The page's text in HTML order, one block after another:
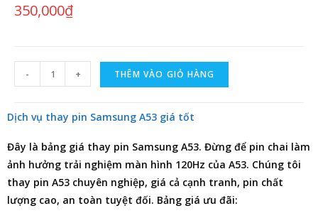
350,000₫
- + THÊM VÀO GIỎ HÀNG
Dịch vụ thay pin Samsung A53 giá tốt
Đây là bảng giá thay pin Samsung A53. Đừng để pin chai làm
ảnh hưởng trải nghiệm màn hình 120Hz của A53. Chúng tôi
thay pin A53 chuyên nghiệp, giá cả cạnh tranh, pin chất
lượng cao, an toàn tuyệt đối. Bảng giá ưu đãi: